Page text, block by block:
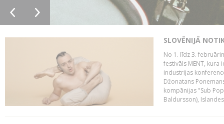
SLOVĒNIJĀ
No 1. līdz 3.
festivāls MENT, kura
industrijas
Džonatans
kompānijas "Sub
Baldursson),